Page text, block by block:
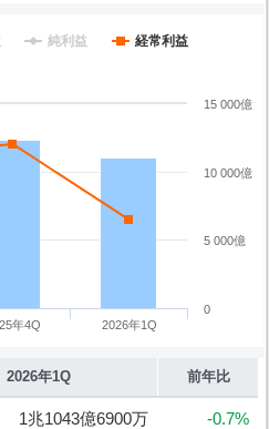
純利益 経常利益
年4Q 2026年1Q
0
5 000億
10 000億
15 000億
2026年1Q 前年比
1兆1043億6900万 -0.7%